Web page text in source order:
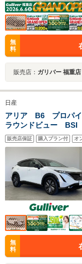
無
料
販売店： ガリバー 福重店
日産
アリア B6 プロパ
ラウンドビュー
ー インテリジェント
ター HDMI ワイヤレ
販売店保証 購入プラン付 オ
無
料